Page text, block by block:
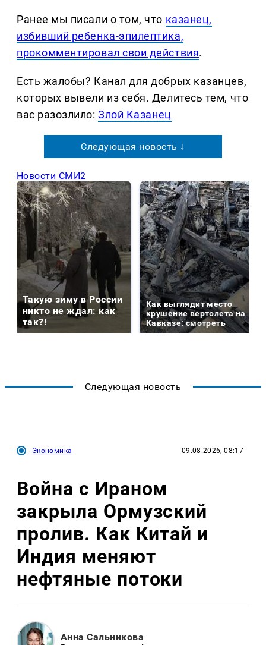
Ранее мы писали о том, что казанец,
избивший ребенка-эпилептика,
прокомментировал свои действия.
Есть жалобы? Канал для добрых казанцев,
которых вывели из себя. Делитеcь тем, что
вас разозлило:Злой Казанец
Следующая новость ↓
Новости СМИ2
Такую зиму в России
никто не ждал: как
так?!
Как выглядит место
крушение вертолета на
Кавказе: смотреть
Следующая новость
Экономика 09.08.2026, 08:17
Война с Ираном
закрыла Ормузский
пролив. Как Китай и
Индия меняют
нефтяные потоки
Анна Сальникова